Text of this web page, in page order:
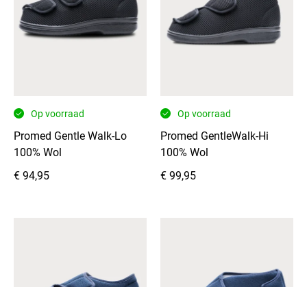
uit
te
Het
bovenwerk
combineert
moderne
Op voorraad
Promed Gentle Walk-Lo
100% Wol
€94,95
Op voorraad
Promed GentleWalk-Hi
100% Wol
€99,95